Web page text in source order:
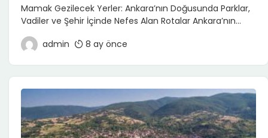
Mamak Gezilecek Yerler: Ankara’nın Doğusunda Parklar,
Vadiler ve Şehir İçinde Nefes Alan Rotalar Ankara’nın
Mamak, tarihî yapılardan çok parkları, vadileri ve yeşil
sunar. Burada […]
admin 8 ay önce